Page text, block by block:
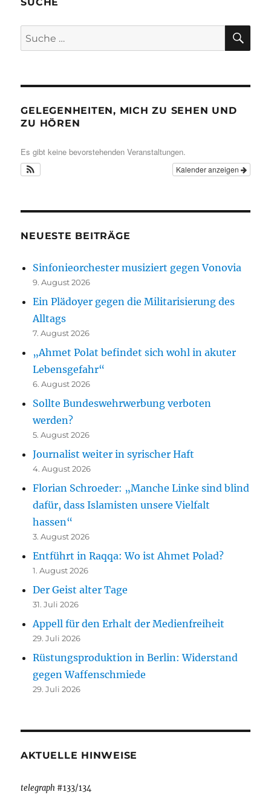
Suche
nach:
GELEGENHEITEN, MICH ZU SEHEN UND
ZU HÖREN
Es gibt keine bevorstehenden Veranstaltungen.
Kalender anzeigen
NEUESTE BEITRÄGE
Sinfonieorchester musiziert gegen Vonovia
9. August 2026
Ein Plädoyer gegen die Militarisierung des
Alltags
7. August 2026
„Ahmet Polat befindet sich wohl in akuter
Lebensgefahr“
6. August 2026
Sollte Bundeswehrwerbung verboten
werden?
5. August 2026
Journalist weiter in syrischer Haft
4. August 2026
Florian Schroeder: „Manche Linke sind blind
dafür, dass Islamisten unsere Vielfalt
hassen“
3. August 2026
Entführt in Raqqa: Wo ist Ahmet Polad?
1. August 2026
Der Geist alter Tage
31. Juli 2026
Appell für den Erhalt der Medienfreiheit
29. Juli 2026
Rüstungsproduktion in Berlin: Widerstand
gegen Waffenschmiede
29. Juli 2026
AKTUELLE HINWEISE
telegraph #133/134